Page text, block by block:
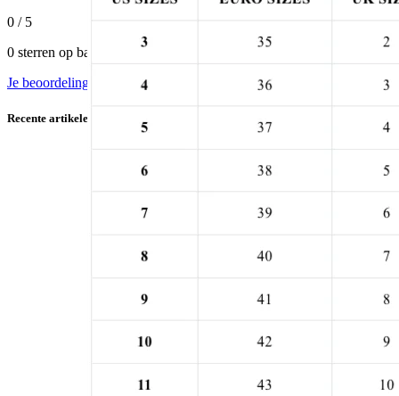
0 / 5
0 sterren op basis van 0 beoordelingen
Je beoordeling toevoegen
Recente artikelen